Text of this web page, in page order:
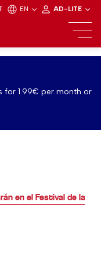
EN AD-LITE
for 1.99€ per month or
en el Festival de la